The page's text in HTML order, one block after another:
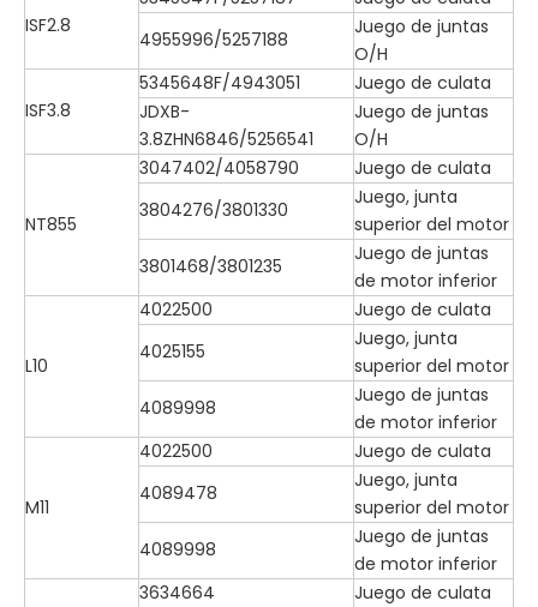
ISF2.8
4955996/5257188
Juego de juntas
O/H
ISF3.8
5345648F/4943051
Juego de culata
JDXB-
3.8ZHN6846/5256541
Juego de juntas
O/H
NT855
3047402/4058790
Juego de culata
3804276/3801330
Juego, junta
superior del motor
3801468/3801235
Juego de juntas
de motor inferior
L10
4022500
Juego de culata
4025155
Juego, junta
superior del motor
4089998
Juego de juntas
de motor inferior
M11
4022500
Juego de culata
4089478
Juego, junta
superior del motor
4089998
Juego de juntas
de motor inferior
3634664
Juego de culata